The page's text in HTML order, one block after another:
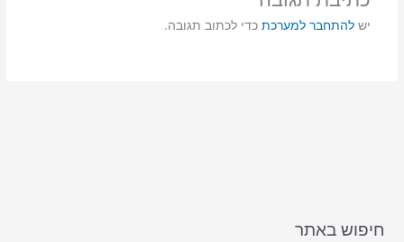
o
n
יש להתחבר למערכתכדי לכתוב תגובה.
חיפוש באתר